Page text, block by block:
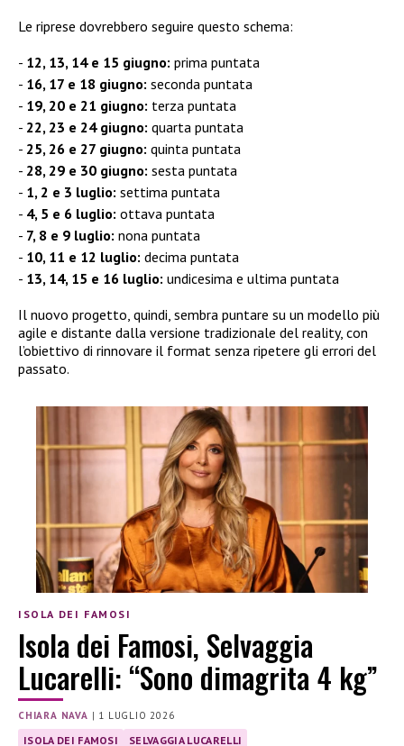
Le riprese dovrebbero seguire questo schema:
12, 13, 14 e 15 giugno: prima puntata
16, 17 e 18 giugno: seconda puntata
19, 20 e 21 giugno: terza puntata
22, 23 e 24 giugno: quarta puntata
25, 26 e 27 giugno: quinta puntata
28, 29 e 30 giugno: sesta puntata
1, 2 e 3 luglio: settima puntata
4, 5 e 6 luglio: ottava puntata
7, 8 e 9 luglio: nona puntata
10, 11 e 12 luglio: decima puntata
13, 14, 15 e 16 luglio: undicesima e ultima puntata
Il nuovo progetto, quindi, sembra puntare su un modello più
agile e distante dalla versione tradizionale del reality, con
l’obiettivo di rinnovare il format senza ripetere gli errori del
passato.
ISOLA DEI FAMOSI
Isola dei Famosi, Selvaggia
Lucarelli: “Sono dimagrita 4 kg”
CHIARA NAVA | 1 LUGLIO 2026
ISOLA DEI FAMOSI SELVAGGIA LUCARELLI